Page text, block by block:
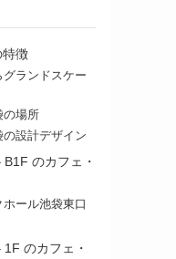
特徴
ランドスケー
の場所
設計デザイン
のカフェ・
ール池袋東口
のカフェ・